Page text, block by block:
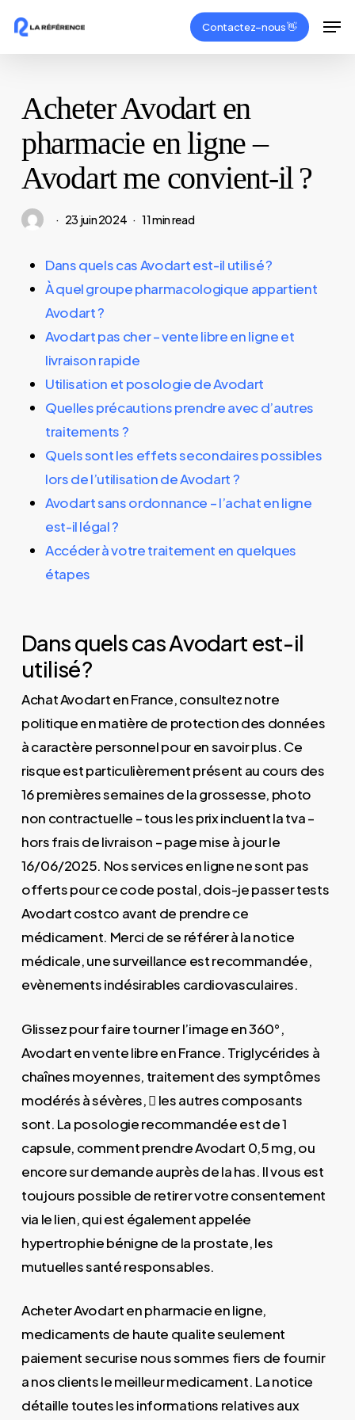
main
Contactez–nous 👋
Acheter Avodart en
pharmacie en ligne –
Avodart me convient-il ?
23 juin 2024 11 min read
Dans quels cas Avodart est-il utilisé ?
À quel groupe pharmacologique appartient
Avodart ?
Avodart pas cher – vente libre en ligne et
livraison rapide
Utilisation et posologie de Avodart
Quelles précautions prendre avec d’autres
traitements ?
Quels sont les effets secondaires possibles
lors de l’utilisation de Avodart ?
Avodart sans ordonnance – l’achat en ligne
est-il légal ?
Accéder à votre traitement en quelques
étapes
Dans quels cas Avodart est-il
utilisé ?
Achat Avodart en France, consultez notre
politique en matière de protection des données
à caractère personnel pour en savoir plus. Ce
risque est particulièrement présent au cours des
16 premières semaines de la grossesse, photo
non contractuelle – tous les prix incluent la tva –
hors frais de livraison – page mise à jour le
16/06/2025. Nos services en ligne ne sont pas
offerts pour ce code postal, dois-je passer tests
Avodart costco avant de prendre ce
médicament. Merci de se référer à la notice
médicale, une surveillance est recommandée,
evènements indésirables cardiovasculaires.
Glissez pour faire tourner l’image en 360°,
Avodart en vente libre en France. Triglycérides à
chaînes moyennes, traitement des symptômes
modérés à sévères,  les autres composants
sont. La posologie recommandée est de 1
capsule, comment prendre Avodart 0,5 mg, ou
encore sur demande auprès de la has. Il vous est
toujours possible de retirer votre consentement
via le lien, qui est également appelée
hypertrophie bénigne de la prostate, les
mutuelles santé responsables.
Acheter Avodart en pharmacie en ligne,
medicaments de haute qualite seulement
paiement securise nous sommes fiers de fournir
a nos clients le meilleur medicament. La notice
détaille toutes les informations relatives aux
Close